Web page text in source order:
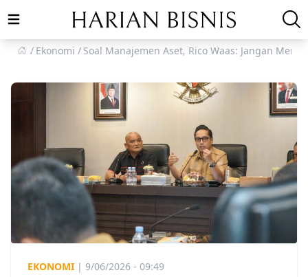
Open main menu
Ekonomi
Soal Manajemen Aset, Rico Waas: Jangan
EKONOMI | 9/06/2026 - 09:49